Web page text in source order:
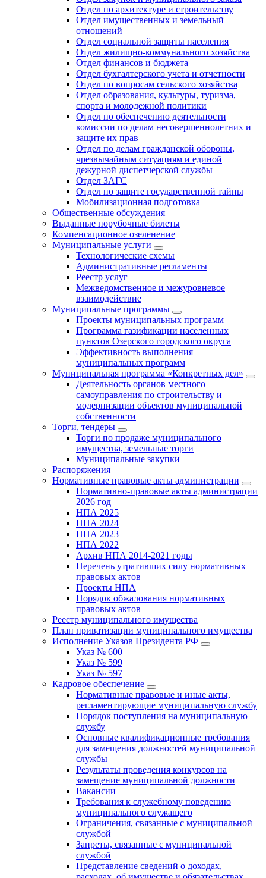
Отдел по архитектуре и строительству
Отдел имущественных и земельный
отношений
Отдел социальной защиты населения
Отдел жилищно-коммунального хозяйства
Отдел финансов и бюджета
Отдел бухгалтерского учета и отчетности
Отдел по вопросам сельского хозяйства
Отдел образования, культуры, туризма,
спорта и молодежной политики
Отдел по обеспечению деятельности
комиссии по делам несовершеннолетних и
защите их прав
Отдел по делам гражданской обороны,
чрезвычайным ситуациям и единой
дежурной диспетчерской службы
Отдел ЗАГС
Отдел по защите государственной тайны
Мобилизационная подготовка
Общественные обсуждения
Выданные порубочные билеты
Компенсационное озеленение
Муниципальные услуги
Технологические схемы
Административные регламенты
Реестр услуг
Межведомственное и межуровневое
взаимодействие
Муниципальные программы
Проекты муниципальных программ
Программа газификации населенных
пунктов Озерского городского округа
Эффективность выполнения
муниципальных программ
Муниципальная программа «Конкретных дел»
Деятельность органов местного
самоуправления по строительству и
модернизации объектов муниципальной
собственности
Торги, тендеры
Торги по продаже муниципального
имущества, земельные торги
Муниципальные закупки
Распоряжения
Нормативные правовые акты администрации
Нормативно-правовые акты администрации
2026 год
НПА 2025
НПА 2024
НПА 2023
НПА 2022
Архив НПА 2014-2021 годы
Перечень утративших силу нормативных
правовых актов
Проекты НПА
Порядок обжалования нормативных
правовых актов
Реестр муниципального имущества
План приватизации муниципального имущества
Исполнение Указов Президента РФ
Указ № 600
Указ № 599
Указ № 597
Кадровое обеспечение
Нормативные правовые и иные акты,
регламентирующие муниципальную службу
Порядок поступления на муниципальную
службу
Основные квалификационные требования
для замещения должностей муниципальной
службы
Результаты проведения конкурсов на
замещение муниципальной должности
Вакансии
Требования к служебному поведению
муниципального служащего
Ограничения, связанные с муниципальной
службой
Запреты, связанные с муниципальной
службой
Представление сведений о доходах,